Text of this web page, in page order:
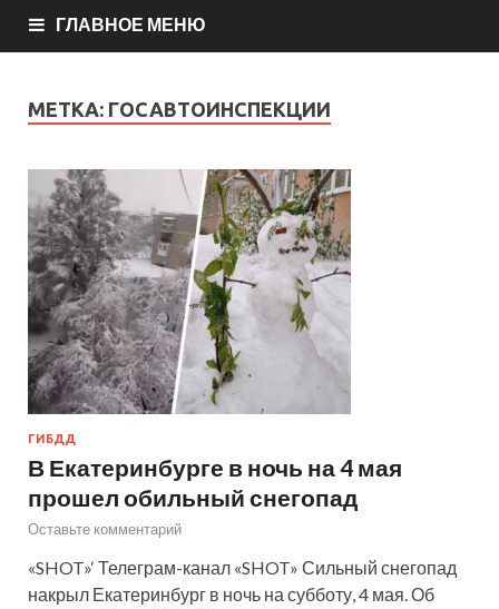
ГЛАВНОЕ МЕНЮ
МЕТКА: ГОСАВТОИНСПЕКЦИИ
ГИБДД
В Екатеринбурге в ночь на 4 мая
прошел обильный снегопад
Оставьте комментарий
«SHOT»‘ Телеграм-канал «SHOT» Сильный снегопад
накрыл Екатеринбург в ночь на субботу, 4 мая. Об